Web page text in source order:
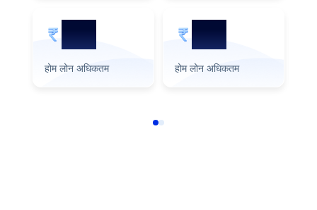
3 Cr
होम लोन अधिकतम
1 Cr
होम लोन अधिकतम